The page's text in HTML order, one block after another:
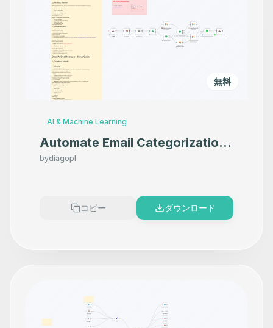
無料
AI & Machine Learning
Automate Email Categorization
& Response Generation with
bydiagopl
コピー ダウンロード